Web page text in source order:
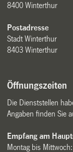
8400 Winterthur
Postadresse
Stadt Winterthur
8403 Winterthur
Öffnungszeiten
Die Dienststellen
Angaben finden Sie
Empfang am
Montag bis